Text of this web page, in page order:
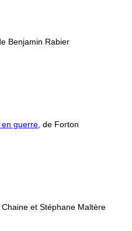
Benjamin Rabier
en guerre , de Forton
Chaine et Stéphane Maltère